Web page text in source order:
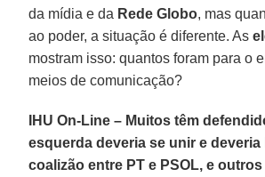
da mídia e da Rede Globo, mas
ao poder, a situação é diferente. As
mostram isso: quantos foram para o
meios de comunicação?
IHU On-Line – Muitos têm
esquerda deveria se unir e deveria
coalizão entre PT e PSOL, e